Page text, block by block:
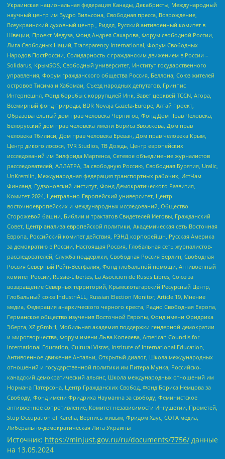
Украинская национальная федерация Канады, Декабристы, Международный
научный центр им Вудро Вильсона, Свободная пресса, Возрождение,
Всеукраинский духовный центр , Риддл, Русский антивоенный комитет в
Швеции, Проект Медуза, Фонд Андрея Сахарова, Форум свободной России,
Лига Свободных Наций, Transparеncy International, Форум Свободных
Народов ПостРоссии, Солидарность с гражданским движением в России –
Solidarus, КрымSOS, Свободный университет, Институт государственного
управления, Форум гражданского общества Россия, Беллона, Союз жителей
островов Тисима и Хабомаи, Съезд народных депутатов, Гринпис
Интернешнл, Фонд борьбы с коррупцией Инк, Завет церквей TCCN, Агора,
Всемирный фонд природы, BDR Novaja Gazeta-Europe, Алтай проект,
Образовательный дом прав человека Чернигов, Фонд Дом Прав Человека,
Белорусский дом прав человека имени Бориса Звозскова, Дом прав
человека Тбилиси, Дом прав человека Ереван, Дом прав человека Крым,
Центр дикого лосося, TVR Studios, ТВ Дождь, Центр европейских
исследований им Вилфрида Мартенса, Сетевое объединение журналистов
расследователей, АЛЛАТРА, За свободную Россию, Свободная Бурятия, Uralic,
UnKremlin, Международная федерация транспортных рабочих, ИстЧам
Финланд, Гудзоновский институт, Фонд Демократического Развития,
Комитет-2024, Центрально-Европейский университет, Центр
восточноевропейских и международных исследований, Общество
Сторожевой башни, Библии и трактатов Свидетелей Иеговы, Гражданский
Совет, Центр анализа европейской политики, Академическая сеть Восточная
Европа, Российский комитет действия, РЭНД корпорейшн, Русская Америка
за демократию в России, Настоящая Россия, Глобальная сеть журналистов-
расследователей, Служба поддержки, Свободная Россия Берлин, Свободная
Россия Северный Рейн-Вестфалия, Фонд глобальной помощи, Антивоенный
комитет России, Russie-Libertes, La Asocicion de Rusos Libres, Союз за
возвращение Северных территорий, Крымскотатарский Ресурсный Центр,
Глобальный союз IndustriALL, Russian Election Monitor, Article 19, Мнение
медиа, Федерация анархического черного креста, Радио Свободная Европа,
Германское общество изучения Восточной Европы, Фонд имени Фридриха
Эберта, XZ gGmbH, Мобильная академия поддержки гендерной демократии
и миротворчества, Форум имени Льва Копелева, American Councils for
International Education, Cultural Vistas, Institute of International Education,
Антивоенное движение Антальи, Открытый диалог, Школа международных
отношений и государственной политики им Питера Мунка, Российско-
канадский демократический альянс, Школа международных отношений им
Нормана Патерсона, Центр Гражданских Свобод, Фонд Бориса Немцова за
Свободу, Фонд имени Фридриха Науманна за свободу, Феминистское
антивоенное сопротивление, Комитет независимости Ингушетии, Прометей,
Stop Occupation of Karelia, Вернись живым, Фридом Хаус, СОТА медиа,
Либерально-демократическая Лига Украины
Источник: https://minjust.gov.ru/ru/documents/7756/ данные
на 13.05.2024